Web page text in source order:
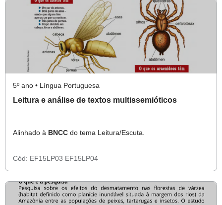
5º ano • Língua Portuguesa
Leitura e análise de textos multissemióticos
Alinhado à BNCC do tema Leitura/Escuta.
Cód: EF15LP03 EF15LP04